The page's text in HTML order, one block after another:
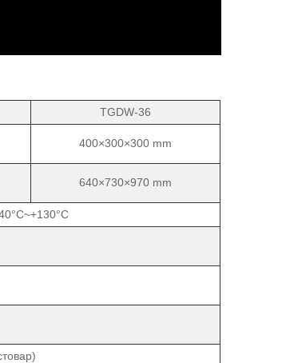
TGDW-36
400×300×300 mm
640×730×970 mm